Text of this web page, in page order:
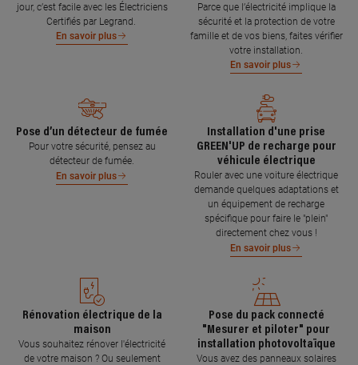
jour, c’est facile avec les Électriciens
Certifiés par Legrand.
En savoir plus
Parce que l’électricité implique la
sécurité et la protection de votre
famille et de vos biens, faites vérifier
votre installation.
En savoir plus
Pose d’un détecteur de fumée
Pour votre sécurité, pensez au
détecteur de fumée.
En savoir plus
Installation d'une prise
GREEN'UP de recharge pour
véhicule électrique
Rouler avec une voiture électrique
demande quelques adaptations et
un équipement de recharge
spécifique pour faire le "plein"
directement chez vous !
En savoir plus
Rénovation électrique de la
maison
Vous souhaitez rénover l'électricité
de votre maison ? Ou seulement
Pose du pack connecté
"Mesurer et piloter" pour
installation photovoltaïque
Vous avez des panneaux solaires